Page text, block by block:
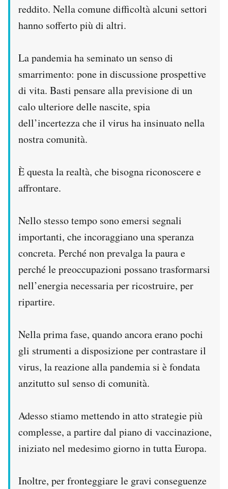
reddito. Nella comune difficoltà alcuni settori
hanno sofferto più di altri.
La pandemia ha seminato un senso di
smarrimento: pone in discussione prospettive
di vita. Basti pensare alla previsione di un
calo ulteriore delle nascite, spia
dell’incertezza che il virus ha insinuato nella
nostra comunità.
È questa la realtà, che bisogna riconoscere e
affrontare.
Nello stesso tempo sono emersi segnali
importanti, che incoraggiano una speranza
concreta. Perché non prevalga la paura e
perché le preoccupazioni possano trasformarsi
nell’energia necessaria per ricostruire, per
ripartire.
Nella prima fase, quando ancora erano pochi
gli strumenti a disposizione per contrastare il
virus, la reazione alla pandemia si è fondata
anzitutto sul senso di comunità.
Adesso stiamo mettendo in atto strategie più
complesse, a partire dal piano di vaccinazione,
iniziato nel medesimo giorno in tutta Europa.
Inoltre, per fronteggiare le gravi conseguenze